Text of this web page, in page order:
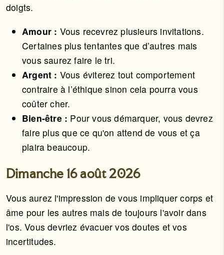
doigts.
Amour : Vous recevrez plusieurs invitations.
Certaines plus tentantes que d’autres mais
vous saurez faire le tri.
Argent : Vous éviterez tout comportement
contraire à l’éthique sinon cela pourra vous
coûter cher.
Bien-être : Pour vous démarquer, vous devrez
faire plus que ce qu'on attend de vous et ça
plaira beaucoup.
Dimanche 16 août 2026
Vous aurez l'impression de vous impliquer corps et
âme pour les autres mais de toujours l'avoir dans
l'os. Vous devriez évacuer vos doutes et vos
incertitudes.